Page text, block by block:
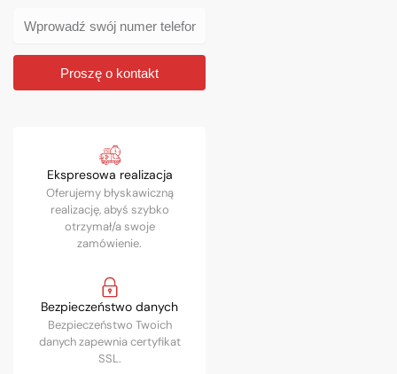
Proszę o kontakt
Ekspresowa realizacja
Oferujemy błyskawiczną
realizację, abyś szybko
otrzymał/a swoje
zamówienie.
Bezpieczeństwo danych
Bezpieczeństwo Twoich
danych zapewnia certyfikat
SSL.